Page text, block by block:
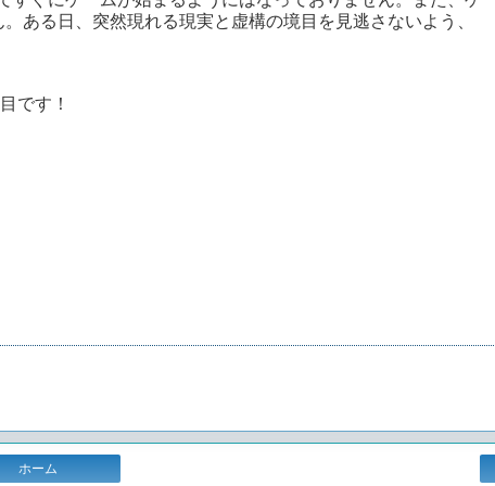
ある日、突然現れる現実と虚構の境目を見逃さないよう、
です！
ホーム